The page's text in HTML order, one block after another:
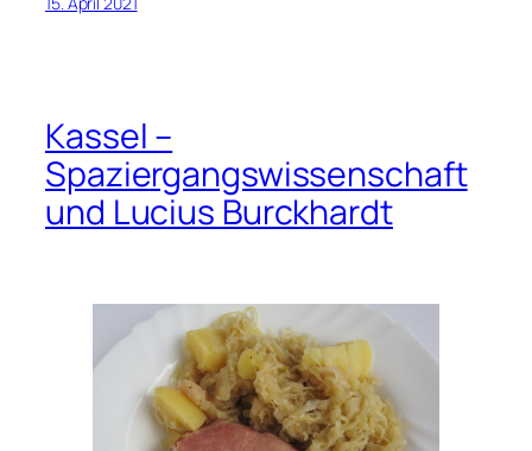
Kassel –
Spaziergangswissenschaft
und Lucius Burckhardt